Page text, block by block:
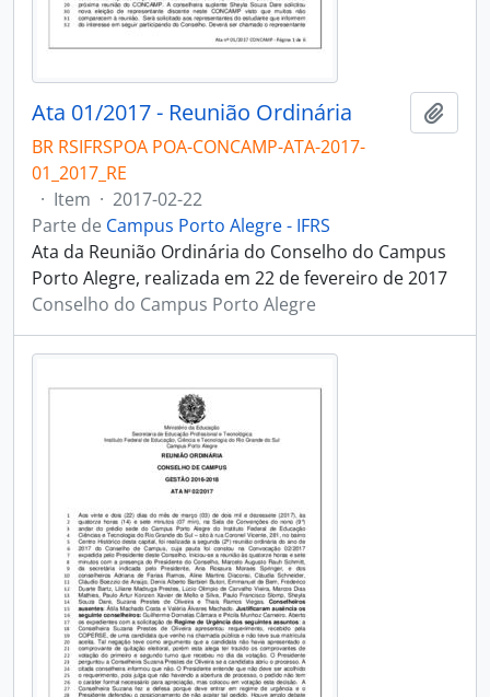
Ata 01/2017 - Reunião Ordinária
BR RSIFRSPOA POA-CONCAMP-ATA-2017-
01_2017_RE
· Item · 2017-02-22
Parte de Campus Porto Alegre - IFRS
Ata da Reunião Ordinária do Conselho do Campus
Porto Alegre, realizada em 22 de fevereiro de 2017
Conselho do Campus Porto Alegre